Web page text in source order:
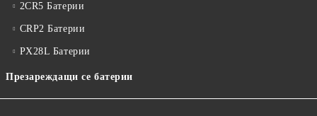
2CR5 Батерии
CRP2 Батерии
PX28L Батерии
Презареждащи се батерии